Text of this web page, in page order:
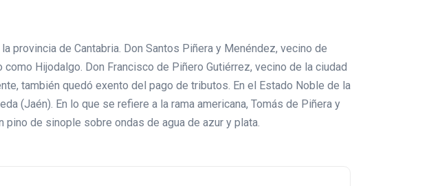
provincia de Cantabria. Don Santos Piñera y Menéndez, vecino de
Hijodalgo. Don Francisco de Piñero Gutiérrez, vecino de la ciudad
también quedó exento del pago de tributos. En el Estado Noble de la
(Jaén). En lo que se refiere a la rama americana, Tomás de Piñera y
pino de sinople sobre ondas de agua de azur y plata.